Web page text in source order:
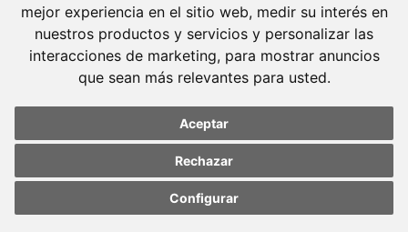
mejor experiencia en el sitio web, medir su interés en
nuestros productos y servicios y personalizar las
interacciones de marketing, para mostrar anuncios
que sean más relevantes para usted.
Aceptar
Rechazar
Configurar
preferences
preferences
es una boutique de Derecho Penal con dedicación
exclusiva.
Barcelona
Avda. Diagonal, 399 Planta 1
Fax. +34 934 160 693